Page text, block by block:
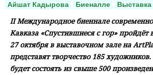
Айшат Кадырова Биеналле Выставка
II Международное биеннале
Кавказа «Спустившиеся с гор» пройдёт
27 октября в выставочном зале на
представят творчество 185
будет состоять из свыше 500